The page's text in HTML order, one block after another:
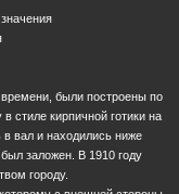
были построены по
стиле кирпичной готики на
в вал и находились ниже
заложен. В 1910 году
городу.